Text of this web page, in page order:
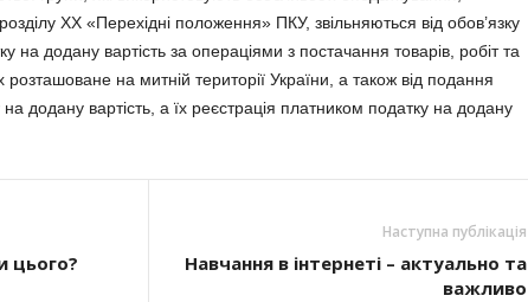
ХХ «Перехідні положення» ПКУ, звільняються від обов’язку
на додану вартість за операціями з постачання товарів, робіт та
розташоване на митній території України, а також від подання
на додану вартість, а їх реєстрація платником податку на додану
цього?
Наступна публікація
Навчання в інтернеті – актуально та
важливо